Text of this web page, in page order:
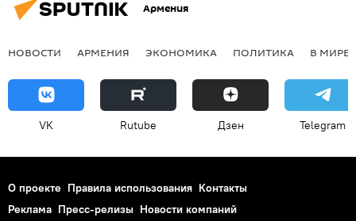
Армения
НОВОСТИ АРМЕНИЯ ЭКОНОМИКА ПОЛИТИКА В МИРЕ
VK Rutube Дзен Telegram
О проекте Правила использования Контакты
Реклама Пресс-релизы Новости компаний